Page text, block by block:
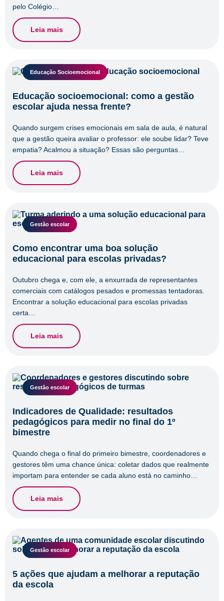
pelo Colégio…
Leia mais
Educação Socioemocional
Educação socioemocional: como a gestão
escolar ajuda nessa frente?
Quando surgem crises emocionais em sala de aula, é natural
que a gestão queira avaliar o professor: ele soube lidar? Teve
empatia? Acalmou a situação? Essas são perguntas…
Leia mais
Gestão escolar
Como encontrar uma boa solução
educacional para escolas privadas?
Outubro chega e, com ele, a enxurrada de representantes
comerciais com catálogos pesados e promessas tentadoras.
Encontrar a solução educacional para escolas privadas
certa…
Leia mais
Gestão escolar
Indicadores de Qualidade: resultados
pedagógicos para medir no final do 1º
bimestre
Quando chega o final do primeiro bimestre, coordenadores e
gestores têm uma chance única: coletar dados que realmente
importam para entender se cada aluno está no caminho…
Leia mais
Gestão escolar
5 ações que ajudam a melhorar a reputação
da escola